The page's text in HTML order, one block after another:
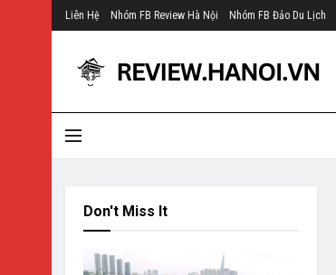
Liên Hệ Nhóm FB Review Hà Nội Nhóm FB Đảo Du Lịch
Don't Miss It